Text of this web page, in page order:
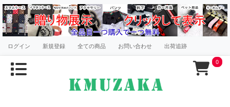
ログイン 新規登録 全ての商品 お問い合わせ 出荷追跡
0